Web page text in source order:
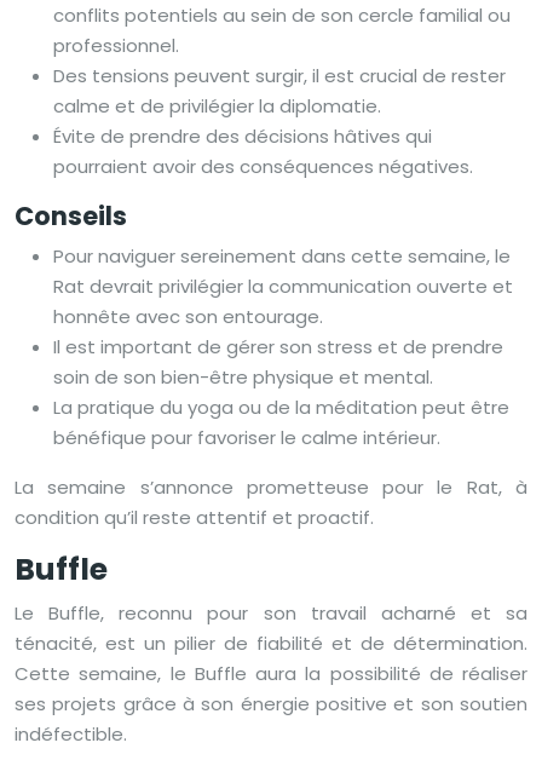
conflits potentiels au sein de son cercle familial ou
professionnel.
Des tensions peuvent surgir, il est crucial de rester
calme et de privilégier la diplomatie.
Évite de prendre des décisions hâtives qui
pourraient avoir des conséquences négatives.
Conseils
Pour naviguer sereinement dans cette semaine, le
Rat devrait privilégier la communication ouverte et
honnête avec son entourage.
Il est important de gérer son stress et de prendre
soin de son bien-être physique et mental.
La pratique du yoga ou de la méditation peut être
bénéfique pour favoriser le calme intérieur.
La semaine s’annonce prometteuse pour le Rat, à
condition qu’il reste attentif et proactif.
Buffle
Le Buffle, reconnu pour son travail acharné et sa
ténacité, est un pilier de fiabilité et de détermination.
Cette semaine, le Buffle aura la possibilité de réaliser
ses projets grâce à son énergie positive et son soutien
indéfectible.